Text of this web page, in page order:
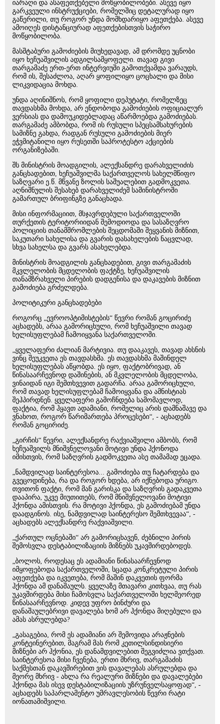
იარაღი და ასაფეთქებელი მოწყობილობები. ასევე იყო
გარკვეული ინსტრუქციები, რომელშიც დეტალურად იყო
გაწერილი, თუ როგორ უნდა მომხდარიყო აფეთქება. ასევე
ამოიღეს დისტანციურად აფეთქებისთვის საჭირო
მოწყობილობა.
მასშტაბური გამოძიების მიუხედავად, ამ დრომდე უცნობი
იყო ხეჩუაშვილის ადგილსამყოფელი. თავად გივი
თარგამაძე ერთ-ერთ ინტერვიუში გამოთქვამდა ვარაუდს,
რომ ის, შესაძლოა, აღარ ყოფილიყო ცოცხალი და მისი
ლიკვიდაცია მოხდა.
უნდა აღინიშნოს, რომ ყოფილი დეპუტატი, რომელზეც
თავდასხმა მოხდა, არ ენდობოდა გამოძიების ოფიციალურ
ვერსიას და დამოუკიდებლადაც აწარმოებდა გამოძიებას.
თარგამაძე ამბობდა, რომ ის რუსული სპეცსამსახურების
სამიზნე გახდა, რადგან რუსული გამოძიების მიერ
ეჭვმიტანილი იყო რუსეთში საპროტესტო აქციების
ორგანიზებაში.
შს მინისტრის მოადგილის, ალექსანდრე დარახველიძის
განცხადებით, ხეჩუაშვილმა საქართველოს სახელმწიფო
საზღვარი ე.წ. მწვანე ზოლის საშუალებით გადმოკვეთა.
აღნიშნულის შესახებ დარახველიძემ სამინისტროში
გამართულ ბრიფინგზე განაცხადა.
მისი ინფორმაციით, მსჯავრდებული საქართველოში
თურქეთის ტერიტორიიდან შემოდიოდა და სასაზღვრო
პოლიციის თანამშრომლების შეცდომაში შეყვანის მიზნით,
საკუთარი სახელისა და გვარის დასახელების ნაცვლად,
სხვა სახელსა და გვარს ასახელებდა.
მინისტრის მოადგილის განცხადებით, გივი თარგამაძის
მკვლელობის მცდელობის ფაქტზე, ხეჩუაშვილის
თანამზრახველი პირების დადგენისა და დაკავების მიზნით
გამოძიება გრძელდება.
პოლიტიკური განცხადებები
როგორც „ევროოპტიმისტების“ წევრი რომან გოცირიძე
აცხადებს, არაა გამორიცხული, რომ ხეჩუაშვილი თავად
ხელისუფლებამ ჩამოიყვანა საქართველოში.
„ყველაფერი ძალიან მარტივია. თუ დააკავეს, თავად ახსნის
ვინც შეუკვეთა ეს თავდასხმა. ეს თავდასხმა მაშინდელ
ხელისუფლებას აწყობდა. ეს იყო, ფაქტობრივად, ან
წინასაარჩევნოდ დაშინების, ან მკვლელობის მცდელობა,
ვინაიდან იგი შემთხვევით გადარჩა. არაა გამორიცხული,
რომ თავად ხელისუფლებამ ჩამოიყვანა და ამნისტიას
შეჰპირდნენ. ყველაფერი გამოჩნდება სამომავლოდ,
ფაქტია, რომ ჰყავთ ადამიანი, რომელიც არის დამნაშავე და
ვნახოთ, როგორ წარიმართება პროცესები“, - აცხადებს
რომან გოცირიძე.
„გირჩის“ წევრი, ალექსანდრე რაქვიაშვილი ამბობს, რომ
ხეჩუაშვილს მნიშვნელოვანი მოტივი უნდა ჰქონოდა
იმისთვის, რომ საზღვრის გადმოკვეთა ასე თამამად ეცადა.
„ნამდვილად საინტერესოა... გამოძიება თუ ჩატარდება და
გვეცოდინება, რა და როგორ ხდება, არ იქნებოდა ურიგო.
თვითონ ფაქტი, რომ მან გარისკა და საზღვრის გადაკვეთა
დააპირა, უკვე მიუთითებს, რომ მნიშვნელოვანი მოტივი
ჰქონდა ამისთვის. რა მოტივი ჰქონდა, ეს გამოძიებამ უნდა
დაადგინოს. ისე, ნამდვილად საინტერესო შემთხვევაა“, -
აცხადებს ალექსანდრე რაქვიაშვილი.
„ქართულ ოცნებაში“ არ გამორიცხავენ, ძებნილი პირის
შემოსვლა დესტაბილიზაციის მიზნებს უკავშირდებოდეს.
„ბოლოს, როდესაც ეს ადამიანი წინასაარჩევნოდ
იმყოფებოდა საქართველოში, სცადა კონკრეტული პირის
აფეთქება და იკვეთება, რომ მაშინ დაკვეთის ფორმა
ჰქონდა ამ დანაშაულს. ყველაზე მთავარი კითხვაა, თუ რას
უკავშირდება მისი ჩამოსვლა საქართველოში ხელმეორედ
წინასაარჩევნოდ. კიდევ უფრო ბინძური და
დანაშაულებრივი დავალება ხომ არ ჰქონდა მიღებული და
ამას ასრულებდა?
„გასაგებია, რომ ეს ადამიანი არ შემოვიდა არაჟნების
კონტეინერებით, მაგრამ მას რომ კეთილსინდისიერი
მიზნები არ ჰქონია, ეს დანამდვილებით შეგვიძლია ვთქვათ.
საინტერესოა მისი ჩვენება, ერთი მხრივ, თარგამაძის
საქმესთან დაკავშირებით ვის დავალებას ასრულებდა და
მეორე მხრივ - ახლა რა რეალური მიზნები და დავალებები
ჰქონდა მას ისევ დესტაბილიზაციის უზრუნველსაყოფად“, -
აცხადებს საპარლამენტო უმრავლესობის წევრი რატი
იონათამიშვილი.